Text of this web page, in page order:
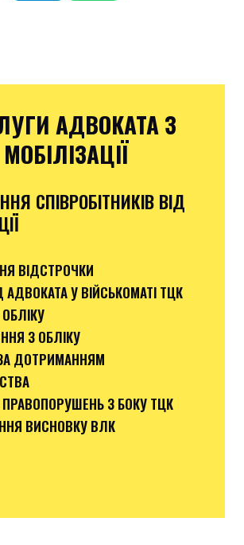
АДВОКАТА З
МОБІЛІЗАЦІЇ
СПІВРОБІТНИКІВ ВІД
ВІДСТРОЧКИ
АДВОКАТА У ВІЙСЬКОМАТІ ТЦК
З ОБЛІКУ
ДОТРИМАННЯМ
З БОКУ ТЦК
ВИСНОВКУ ВЛК